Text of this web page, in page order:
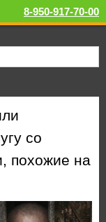
8-950-917-70-00
со
похожие на